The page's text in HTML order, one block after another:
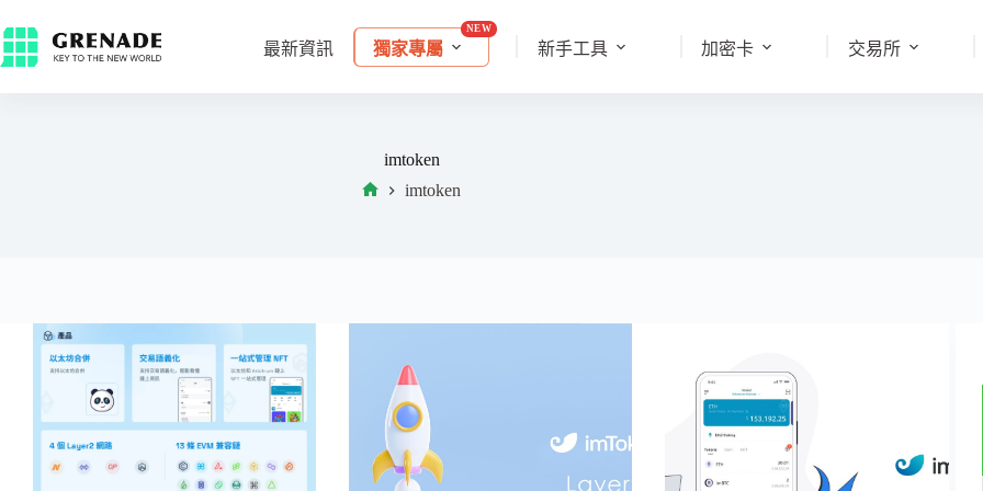
最新資訊 獨家專屬 新手工具 加密卡 交易所
imtoken
imtoken